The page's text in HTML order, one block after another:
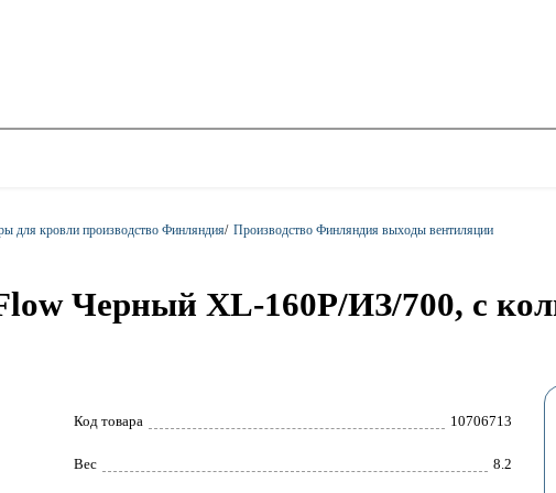
для кровли производство Финляндия/ Производство Финляндия выходы вентиляции
Черный XL-160P/ИЗ/700, с
Код товара 10706713
Вес 8.2